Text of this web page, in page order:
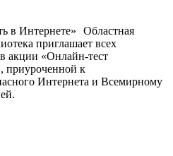
Областная
приглашает всех
акции «Онлайн-тест
приуроченной к
Интернета и Всемирному